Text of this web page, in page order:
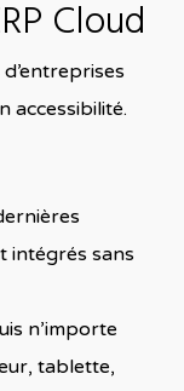
Cloud
accessibilité.
intégrés sans
n’importe
tablette,